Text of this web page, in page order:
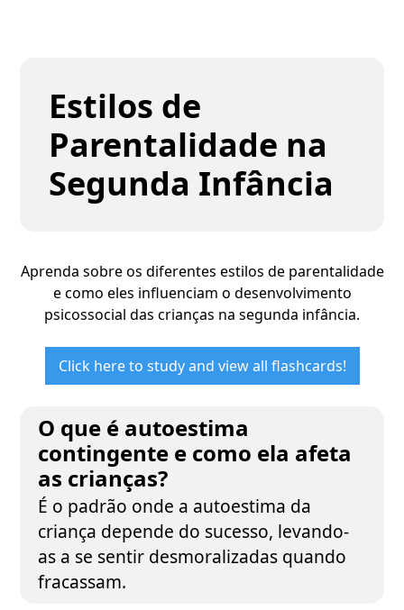
Estilos de
Parentalidade na
Segunda Infância
Aprenda sobre os diferentes estilos de parentalidade
e como eles influenciam o desenvolvimento
psicossocial das crianças na segunda infância.
Click here to study and view all flashcards!
O que é autoestima
contingente e como ela afeta
as crianças?
É o padrão onde a autoestima da
criança depende do sucesso, levando-
as a se sentir desmoralizadas quando
fracassam.